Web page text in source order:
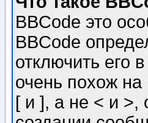
BBCode это
BBCode
отключить его
очень похож на
[ и ], а не < и >,